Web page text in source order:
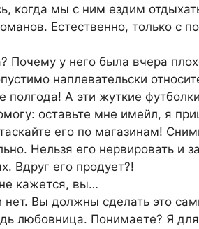
когда мы с ним ездим
Естественно, только с
Почему у него была вчера
наплевательски
полгода! А эти жуткие
оставьте мне имейл, я
его по магазинам!
Нельзя его нервировать и
Вдруг его продует?!
кажется, вы…
Вы должны сделать это
любовница. Понимаете? Я